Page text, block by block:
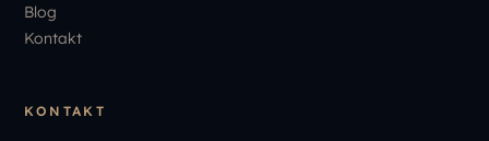
Blog
Kontakt
KONTAKT